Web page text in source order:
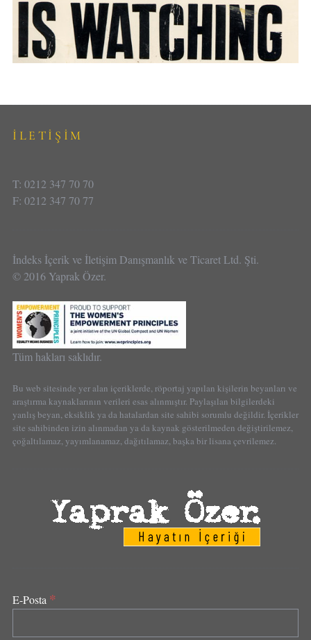
İLETİŞİM
T: 0212 347 70 70
F: 0212 347 70 77
İndeks İçerik ve İletişim Danışmanlık ve Ticaret Ltd. Şti.
© 2016 Yaprak Özer.
Tüm hakları saklıdır.
Bu web sitesinde yer alan içeriklerde, röportaj yapılan kişilerin beyanları ve
araştırma kaynaklarının verileri esas alınmıştır. Paylaşılan bilgilerdeki
yanlış beyan, eksiklik ya da hatalardan site sahibi sorumlu değildir. İçerikler
site sahibinden izin alınmadan ya da kaynak gösterilmeden değiştirilemez,
çoğaltılamaz, yayımlanamaz, dağıtılamaz, başka bir lisana çevrilemez.
E-Posta *